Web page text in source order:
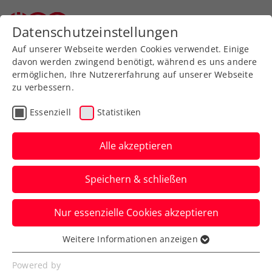
Aktuelle News
News filtern
Datenschutzeinstellungen
Auf unserer Webseite werden Cookies verwendet. Einige
davon werden zwingend benötigt, während es uns andere
ermöglichen, Ihre Nutzererfahrung auf unserer Webseite
zu verbessern.
Essenziell Statistiken
Alle akzeptieren
Speichern & schließen
Nur essenzielle Cookies akzeptieren
Essenziell
Essenzielle Cookies werden für grundlegende
Weitere Informationen anzeigen
Powered by